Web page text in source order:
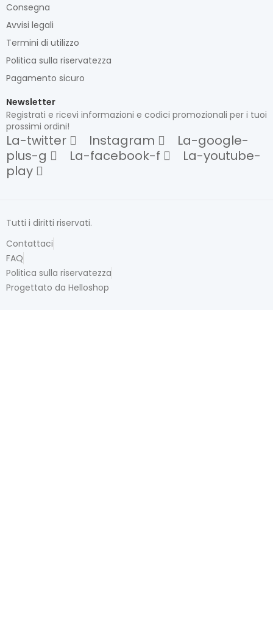
Consegna
Avvisi legali
Termini di utilizzo
Politica sulla riservatezza
Pagamento sicuro
Newsletter
Registrati e ricevi informazioni e codici promozionali per i tuoi
prossimi ordini!
La-twitter Instagram
La-google-
plus-g
La-facebook-f
La-youtube-
play
Tutti i diritti riservati.
Contattaci
FAQ
Politica sulla riservatezza
Progettato da Helloshop